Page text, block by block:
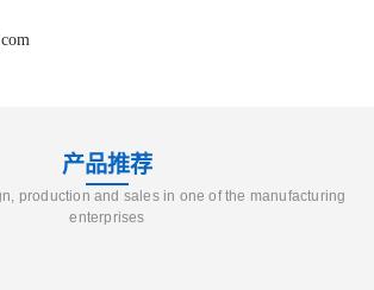
产品推荐
production and sales in one of the manufacturing
enterprises